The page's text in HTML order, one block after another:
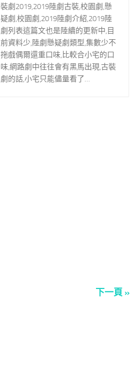
裝劇2019,2019陸劇古裝,校園劇,懸
疑劇,校園劇,2019陸劇介紹,2019陸
劇列表這篇文也是陸續的更新中,目
前資料少,陸劇懸疑劇類型,集數少不
拖戲偶爾還重口味,比較合小宅的口
味,網路劇中往往會有黑馬出現,古裝
劇的話,小宅只能儘量看了…
下一頁 »